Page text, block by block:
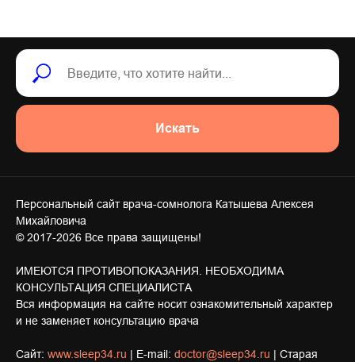
Искать
Персональный сайт врача-сомнолога Катышева Алексея
Михайловича
© 2017-2026 Все права защищены!
ИМЕЮТСЯ ПРОТИВОПОКАЗАНИЯ. НЕОБХОДИМА
КОНСУЛЬТАЦИЯ СПЕЦИАЛИСТА
Вся информация на сайте носит ознакомительный характер
и не заменяет консультацию врача
Сайт: www.sleep34.ru | E-mail: doctor@sleep34.ru | Старая